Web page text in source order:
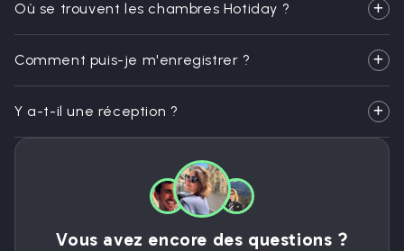
Où se trouvent les chambres Hotiday ?
Comment puis-je m'enregistrer ?
Y a-t-il une réception ?
Vous avez encore des questions ?